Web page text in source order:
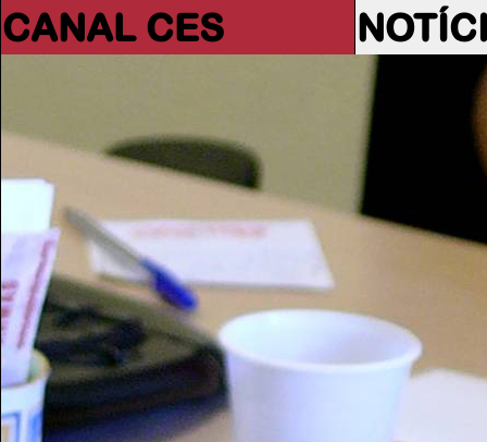
CANAL CES